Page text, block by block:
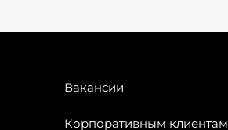
Вакансии
Корпоративным клиентам